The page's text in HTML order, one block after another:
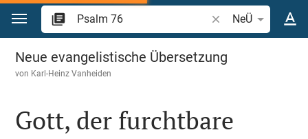
Zum Inhalt springen
Bibelstelle oder
NeÜ
Psalm 76
Neue evangelistische Übersetzung
von Karl-Heinz Vanheiden
Gott, der furchtbare